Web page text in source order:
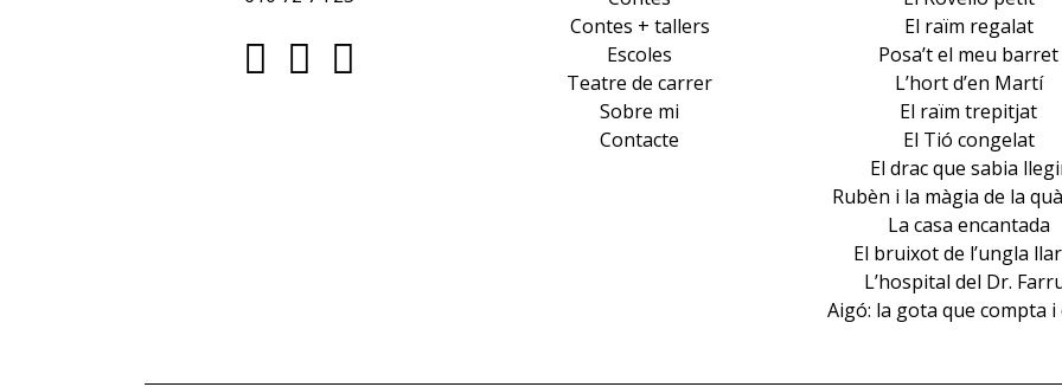
Contes + tallers
Escoles
Teatre de carrer
Sobre mi
Contacte
El raïm regalat
Posa’t el meu barret
L’hort d’en Martí
El raïm trepitjat
El Tió congelat
El drac que sabia
Rubèn i la màgia de la
La casa encantada
El bruixot de l’ungla
L’hospital del Dr.
Aigó: la gota que compta i